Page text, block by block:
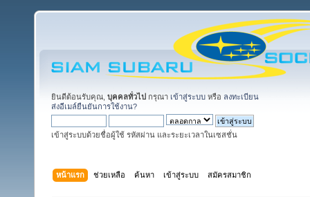
ยินดีต้อนรับคุณ, บุคคลทั่วไป กรุณา เข้าสู่ระบบ หรือ ลงทะเบียน
ส่งอีเมล์ยืนยันการใช้งาน?
เข้าสู่ระบบด้วยชื่อผู้ใช้ รหัสผ่าน และระยะเวลาในเซสชั่น
หน้าแรก ช่วยเหลือ ค้นหา เข้าสู่ระบบ สมัครสมาชิก